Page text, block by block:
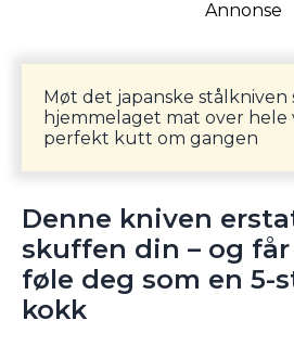
Annonse
Møt det japanske
hjemmelaget mat over hele
perfekt kutt om gangen
Denne kniven
skuffen din – og
føle deg som en 5-
kokk